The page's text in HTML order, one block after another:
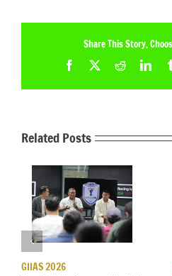
Share This Story,
Facebook
X Reddit
Related Posts
GIIAS 2026